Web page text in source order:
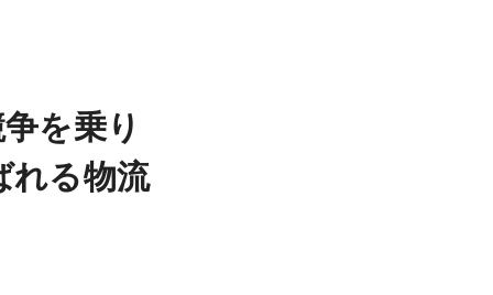
を乗り
れる物流